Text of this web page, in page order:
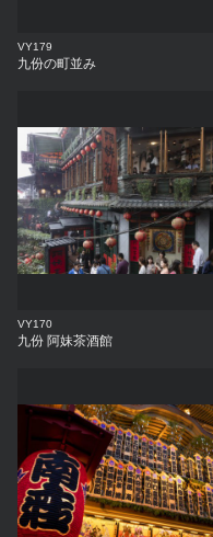
VY179
九份の町並み
VY170
九份 阿妹茶酒館